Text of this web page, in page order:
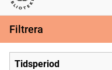
Svenska tidningar
Filtrera
Tidsperiod